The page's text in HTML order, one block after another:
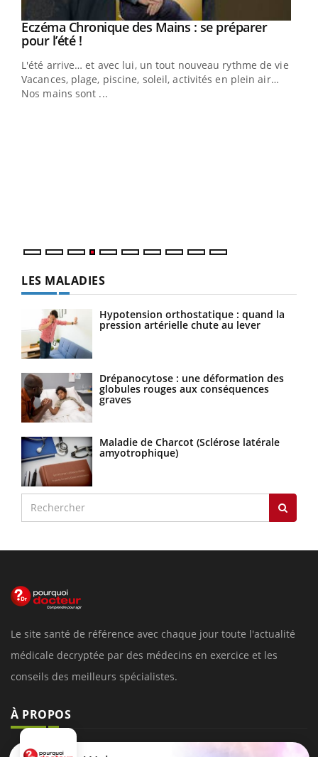
Youtube
Eczéma Chronique des Mains : se préparer
pour l’été !Youtube
L'été arrive… et avec lui, un tout nouveau rythme de vie !
Vacances, plage, piscine, soleil, activités en plein air…
Nos mains sont ...
LES MALADIES
Hypotension orthostatique : quand la
pression artérielle chute au lever
Drépanocytose : une déformation des
globules rouges aux conséquences
graves
Maladie de Charcot (Sclérose latérale
amyotrophique)
Le site santé de référence avec chaque jour toute l'actualité
médicale decryptée par des médecins en exercice et les
conseils des meilleurs spécialistes.
À PROPOS
Données personnelles et cookies